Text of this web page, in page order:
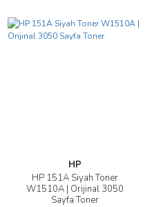
HP
HP 151A Siyah Toner
W1510A | Orijinal 3050
Sayfa Toner